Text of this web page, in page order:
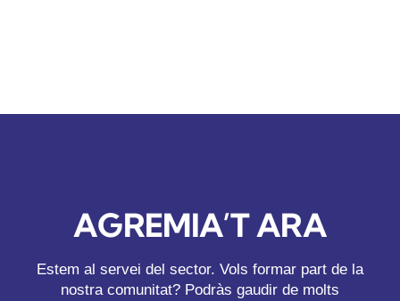
AGREMIA’T ARA
Estem al servei del sector. Vols formar part de la
nostra comunitat? Podràs gaudir de molts